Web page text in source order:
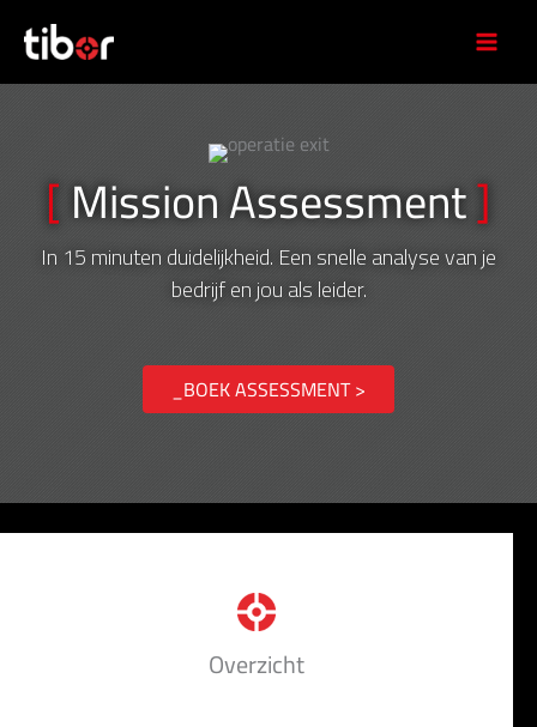
naar
[Mission Assessment]
In 15 minuten duidelijkheid. Een snelle analyse van je
bedrijf en jou als leider.
_BOEK ASSESSMENT >
Overzicht